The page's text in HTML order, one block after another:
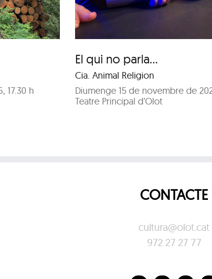
17.30 h
El qui no parla…
Cia. Animal Religion
Diumenge 15 de novembre de
Teatre Principal d’Olot
CONTACTE
cultura@olot.cat
972 27 27 77